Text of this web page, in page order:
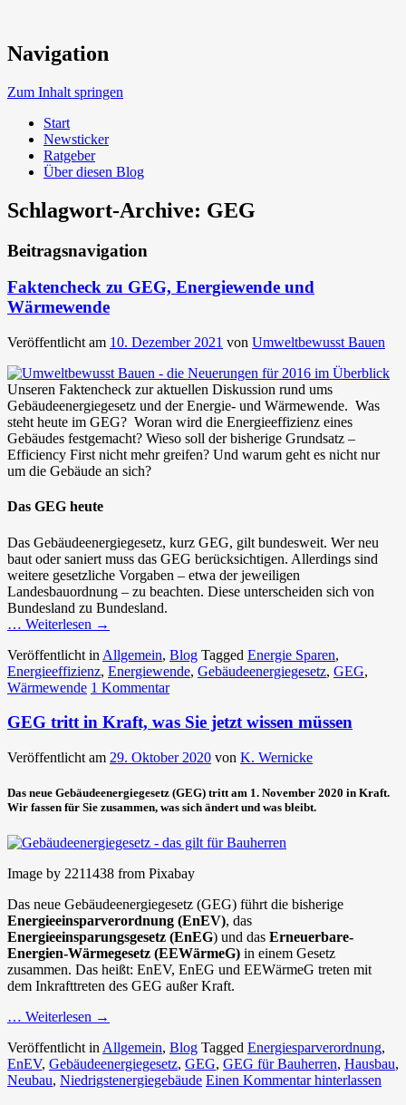
Umweltbewusst Bauen
Neue Trends beim Bauen der Zukunft
Navigation
Zum Inhalt springen
Start
Newsticker
Ratgeber
Über diesen Blog
Schlagwort-Archive: GEG
Beitragsnavigation
Faktencheck zu GEG, Energiewende und
Wärmewende
Veröffentlicht am 10. Dezember 2021 von Umweltbewusst Bauen
Unseren Faktencheck zur aktuellen Diskussion rund ums
Gebäudeenergiegesetz und der Energie- und Wärmewende. Was
steht heute im GEG? Woran wird die Energieeffizienz eines
Gebäudes festgemacht? Wieso soll der bisherige Grundsatz –
Efficiency First nicht mehr greifen? Und warum geht es nicht nur
um die Gebäude an sich?
Das GEG heute
Das Gebäudeenergiegesetz, kurz GEG, gilt bundesweit. Wer neu
baut oder saniert muss das GEG berücksichtigen. Allerdings sind
weitere gesetzliche Vorgaben – etwa der jeweiligen
Landesbauordnung – zu beachten. Diese unterscheiden sich von
Bundesland zu Bundesland.
… Weiterlesen →
Veröffentlicht in Allgemein, Blog Tagged Energie Sparen,
Energieeffizienz, Energiewende, Gebäudeenergiegesetz, GEG,
Wärmewende 1 Kommentar
GEG tritt in Kraft, was Sie jetzt wissen müssen
Veröffentlicht am 29. Oktober 2020 von K. Wernicke
Das neue Gebäudeenergiegesetz (GEG) tritt am 1. November 2020 in Kraft.
Wir fassen für Sie zusammen, was sich ändert und was bleibt.
Image by 2211438 from Pixabay
Das neue Gebäudeenergiegesetz (GEG) führt die bisherige
Energieeinsparverordnung (EnEV), das
Energieeinsparungsgesetz (EnEG) und das Erneuerbare-
Energien-Wärmegesetz (EEWärmeG) in einem Gesetz
zusammen. Das heißt: EnEV, EnEG und EEWärmeG treten mit
dem Inkrafttreten des GEG außer Kraft.
… Weiterlesen →
Veröffentlicht in Allgemein, Blog Tagged Energiesparverordnung,
EnEV, Gebäudeenergiegesetz, GEG, GEG für Bauherren, Hausbau,
Neubau, Niedrigstenergiegebäude Einen Kommentar hinterlassen